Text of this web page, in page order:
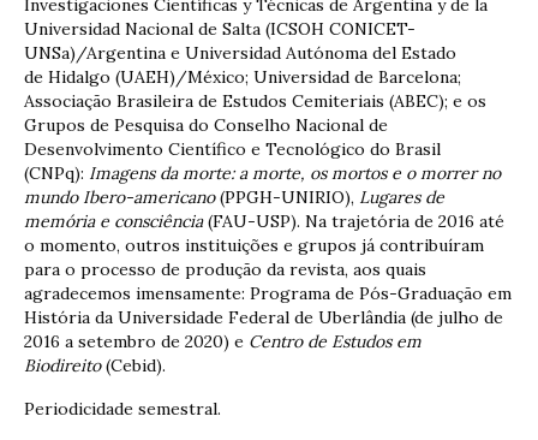
Investigaciones Científicas y Técnicas de Argentina y de la
Universidad Nacional de Salta (ICSOH CONICET-
UNSa)/Argentina e Universidad Autónoma del Estado
de Hidalgo (UAEH)/México; Universidad de Barcelona;
Associação Brasileira de Estudos Cemiteriais (ABEC); e os
Grupos de Pesquisa do Conselho Nacional de
Desenvolvimento Científico e Tecnológico do Brasil
(CNPq): Imagens da morte: a morte, os mortos e o morrer no
mundo Ibero-americano(PPGH-UNIRIO), Lugares de
memória e consciência(FAU-USP). Na trajetória de 2016 até
o momento, outros instituições e grupos já contribuíram
para o processo de produção da revista, aos quais
agradecemos imensamente: Programa de Pós-Graduação em
História da Universidade Federal de Uberlândia (de julho de
2016 a setembro de 2020) e Centro de Estudos em
Biodireito(Cebid).
Periodicidade semestral.